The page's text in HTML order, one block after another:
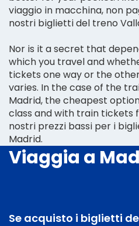
viaggio in macchina, non
nostri biglietti del treno
Nor is it a secret that
which you travel and
tickets one way or the
varies. In the case of the
Madrid, the cheapest
class and with train tickets
nostri prezzi bassi per i
Madrid.
Viaggia a
Se acquisto i biglietti